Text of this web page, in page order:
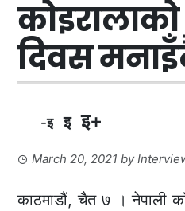
दिवस
-इ इ इ+
March 20, 2021 by
काठमाडौं, चैत ७ । नेपाली